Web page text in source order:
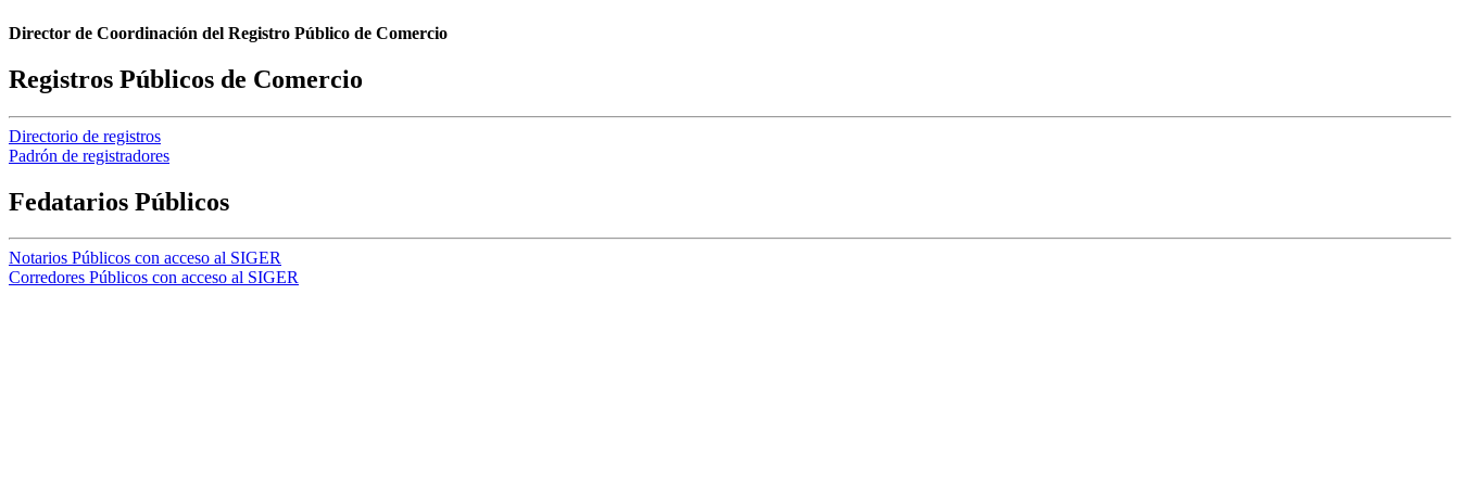
Director de Coordinación del Registro Público de Comercio
Registros Públicos de Comercio
Directorio de registros
Padrón de registradores
Fedatarios Públicos
Notarios Públicos con acceso al SIGER
Corredores Públicos con acceso al SIGER